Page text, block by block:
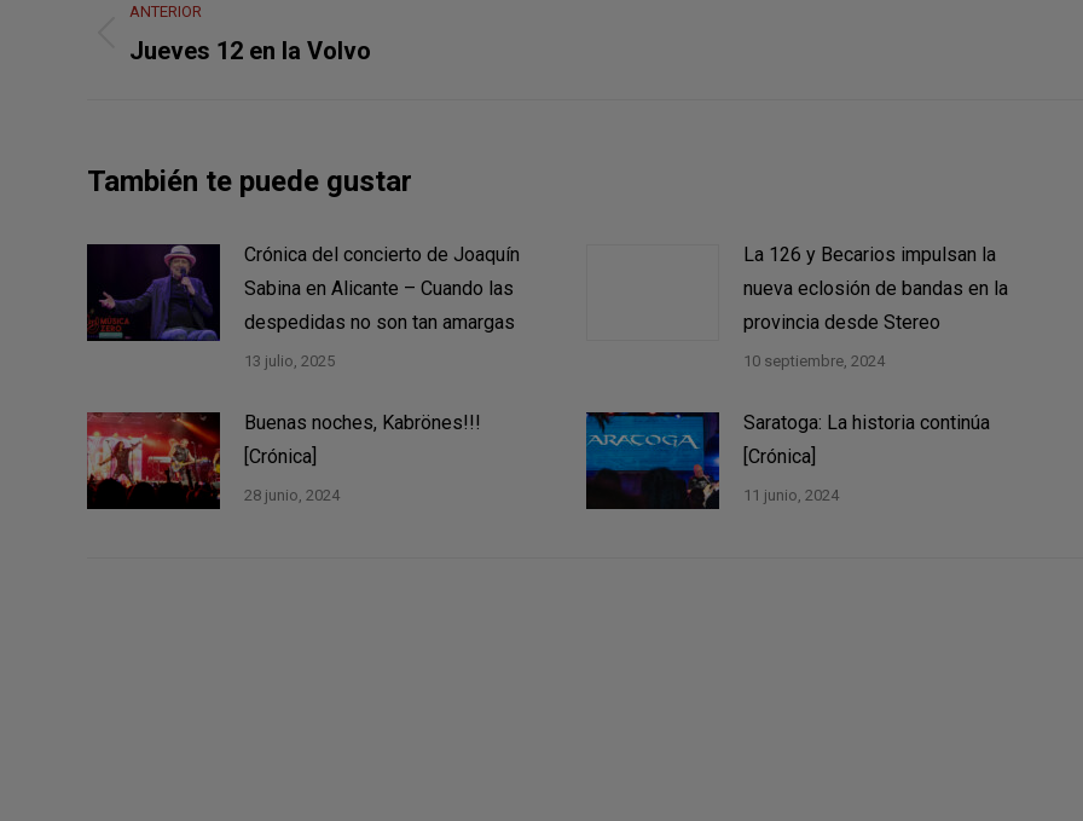
entre
ANTERIOR
Publicación
Jueves 12 en la Volvo
También te puede gustar
Crónica del concierto de Joaquín
Sabina en Alicante – Cuando las
despedidas no son tan amargas
13 julio, 2025
La 126 y Becarios impulsan la
nueva eclosión de bandas en la
provincia desde Stereo
10 septiembre, 2024
Buenas noches, Kabrönes!!!
[Crónica]
28 junio, 2024
Saratoga: La historia continúa
[Crónica]
11 junio, 2024